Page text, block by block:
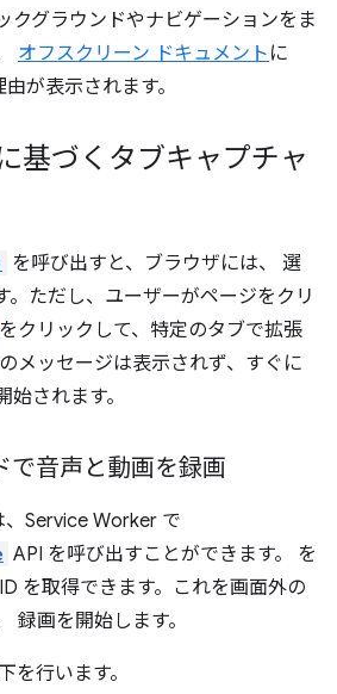
クグラウンドやナビゲーションをま
オフスクリーン ドキュメント に
由が表示されます。
基づくタブキャプチャ
を呼び出すと、ブラウザには、 選
。ただし、ユーザーがページをクリ
をクリックして、特定のタブで拡張
メッセージは表示されず、すぐに
されます。
で音声と動画を録画
Service Worker で
API を呼び出すことができます。 を
を取得できます。これを画面外の
録画を開始します。
を行います。